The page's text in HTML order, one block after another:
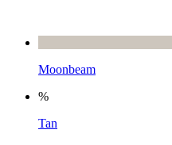
Moonbeam
%
Tan